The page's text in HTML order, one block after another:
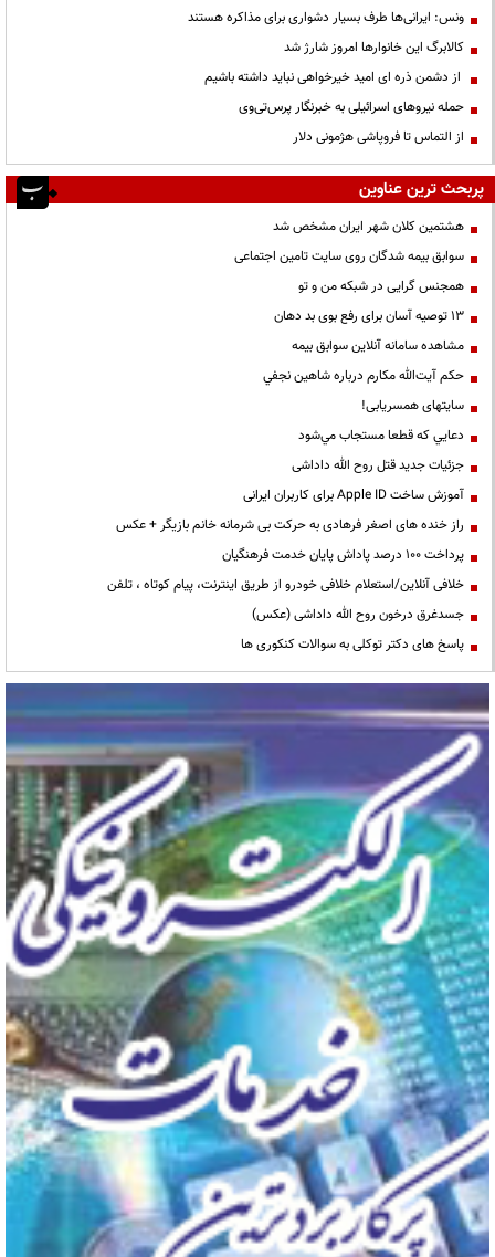
ونس: ایرانی‌ها طرف بسیار دشواری برای مذاکره هستند
کالابرگ این خانوارها امروز شارژ شد
از دشمن ذره ای امید خیرخواهی نباید داشته باشیم
حمله نیروهای اسرائیلی به خبرنگار پرس‌تی‌وی
از التماس تا فروپاشی هژمونی دلار
پربحث ترین عناوین
هشتمین کلان شهر ایران مشخص شد
سوابق بیمه شدگان روی سایت تامین اجتماعی
همجنس گرایی در شبکه من و تو
13 توصیه آسان برای رفع بوی بد دهان
مشاهده سامانه آنلاين سوابق بیمه
حكم آيت‌الله مكارم درباره شاهين نجفي
سایتهای همسریابی!
دعايي كه قطعا مستجاب مي‌شود
جزئیات جدید قتل روح الله داداشی
آموزش ساخت Apple ID برای کاربران ایرانی
راز خنده های اصغر فرهادی به حرکت بی شرمانه خانم بازیگر + عکس
پرداخت ۱۰۰ درصد پاداش پایان خدمت فرهنگیان
خلافی آنلاین/استعلام خلافی خودرو از طریق اینترنت، پیام کوتاه ، تلفن
جسدغرق درخون روح الله داداشی (عکس)
پاسخ های دکتر توکلی به سوالات کنکوری ها